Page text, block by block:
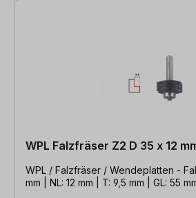
WPL Falzfräser Z2 D 35 x 12
WPL / Falzfräser / Wendeplatten -
mm | NL: 12 mm | T: 9,5 mm | GL: 55